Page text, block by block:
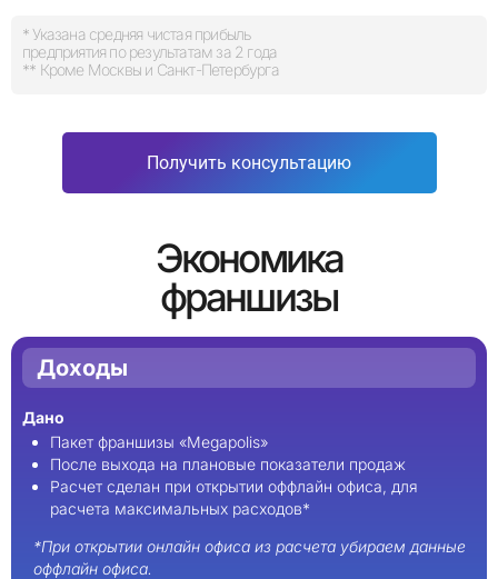
* Указана средняя чистая прибыль
предприятия по результатам за 2 года
** Кроме Москвы и Санкт-Петербурга
Получить консультацию
Экономика
франшизы
Доходы
Дано
Пакет франшизы «Megapolis»
После выхода на плановые показатели продаж
Расчет сделан при открытии оффлайн офиса, для
расчета максимальных расходов*
*При открытии онлайн офиса из расчета убираем данные
оффлайн офиса.